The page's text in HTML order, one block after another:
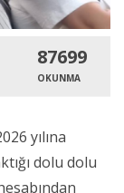
87699
OKUNMA
yılına
dolu dolu